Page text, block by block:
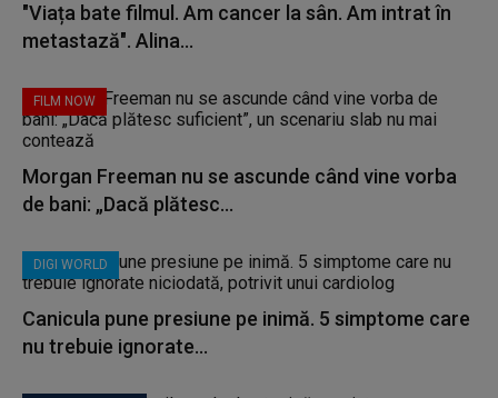
"Viața bate filmul. Am cancer la sân. Am intrat în
metastază". Alina...
FILM NOW
Morgan Freeman nu se ascunde când vine vorba
de bani: „Dacă plătesc...
DIGI WORLD
Canicula pune presiune pe inimă. 5 simptome care
nu trebuie ignorate...